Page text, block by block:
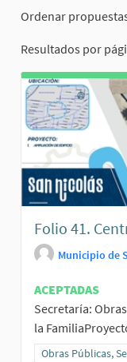
Ordenar
Resultados por
Folio 41.
Municipio de
ACEPTADAS
Secretaría:
la
Resultados al
Obras Públicas,